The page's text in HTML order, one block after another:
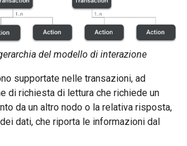
del modello di interazione
supportate nelle transazioni, ad
di richiesta di lettura che richiede un
da un altro nodo o la relativa risposta,
dati, che riporta le informazioni dal